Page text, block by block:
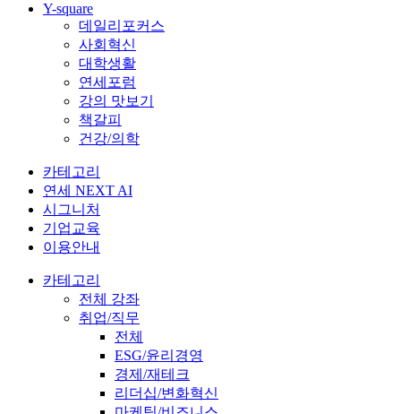
Y-square
데일리포커스
사회혁신
대학생활
연세포럼
강의 맛보기
책갈피
건강/의학
카테고리
연세 NEXT AI
시그니처
기업교육
이용안내
카테고리
전체 강좌
취업/직무
전체
ESG/윤리경영
경제/재테크
리더십/변화혁신